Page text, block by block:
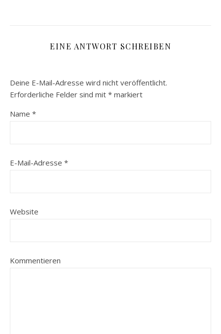
EINE ANTWORT SCHREIBEN
Deine E-Mail-Adresse wird nicht veröffentlicht.
Erforderliche Felder sind mit * markiert
Name *
E-Mail-Adresse *
Website
Kommentieren